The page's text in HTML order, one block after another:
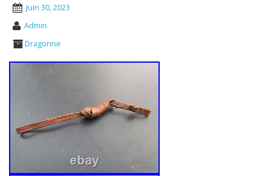
Juin 30, 2023
Admin
Dragonne